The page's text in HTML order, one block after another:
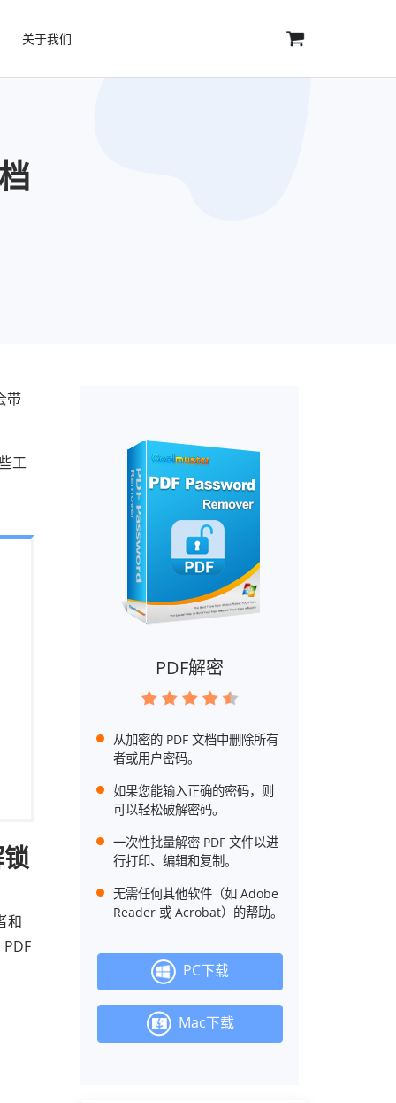
关于我们
带
工
和
PDF解密
从加密的 PDF 文档中删除所有
者或用户密码。
如果您能输入正确的密码，则
可以轻松破解密码。
一次性批量解密 PDF 文件以进
行打印、编辑和复制。
无需任何其他软件（如 Adob​​e
Reader 或 Acrobat）的帮助。
PC下载
Mac下载